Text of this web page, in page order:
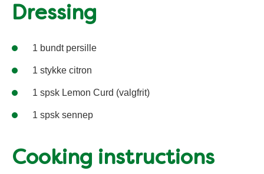
Dressing
1 bundt persille
1 stykke citron
1 spsk Lemon Curd (valgfrit)
1 spsk sennep
Cooking instructions